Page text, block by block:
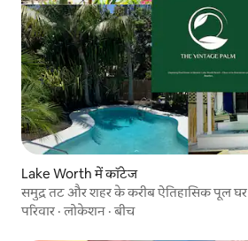
Lake Worth में कॉटेज
समुद्र तट और शहर के करीब ऐतिहासिक पूल घर
परिवार ·लोकेशन ·बीच